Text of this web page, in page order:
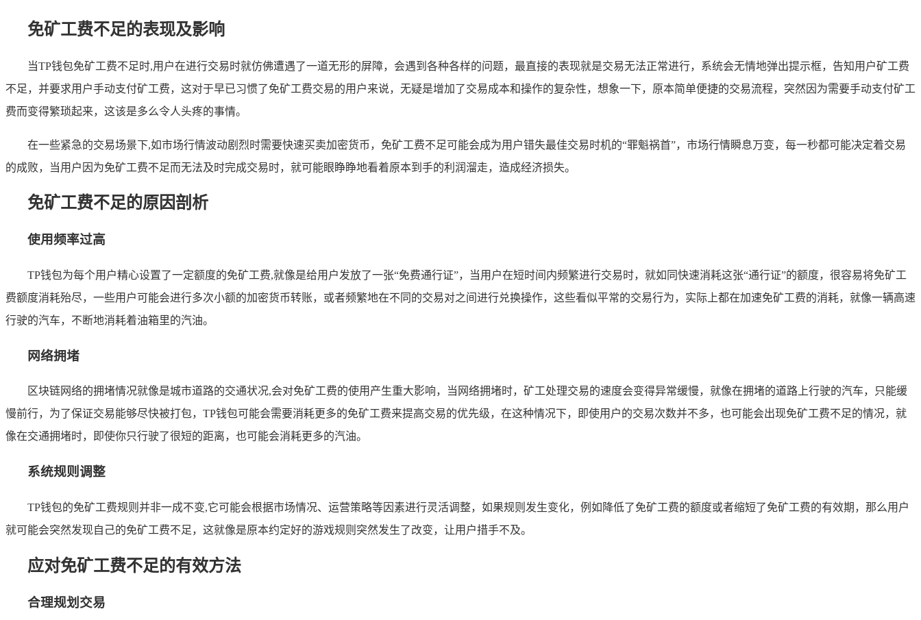
免矿工费不足的表现及影响
当TP钱包免矿工费不足时,用户在进行交易时就仿佛遭遇了一道无形的屏障，会遇到各种各样的问题，最直接的表现就是交易无法正常进行，系统会无情地弹出提示框，告知用户矿工费
不足，并要求用户手动支付矿工费，这对于早已习惯了免矿工费交易的用户来说，无疑是增加了交易成本和操作的复杂性，想象一下，原本简单便捷的交易流程，突然因为需要手动支付矿工
费而变得繁琐起来，这该是多么令人头疼的事情。
在一些紧急的交易场景下,如市场行情波动剧烈时需要快速买卖加密货币，免矿工费不足可能会成为用户错失最佳交易时机的“罪魁祸首”，市场行情瞬息万变，每一秒都可能决定着交易
的成败，当用户因为免矿工费不足而无法及时完成交易时，就可能眼睁睁地看着原本到手的利润溜走，造成经济损失。
免矿工费不足的原因剖析
使用频率过高
TP钱包为每个用户精心设置了一定额度的免矿工费,就像是给用户发放了一张“免费通行证”，当用户在短时间内频繁进行交易时，就如同快速消耗这张“通行证”的额度，很容易将免矿工
费额度消耗殆尽，一些用户可能会进行多次小额的加密货币转账，或者频繁地在不同的交易对之间进行兑换操作，这些看似平常的交易行为，实际上都在加速免矿工费的消耗，就像一辆高速
行驶的汽车，不断地消耗着油箱里的汽油。
网络拥堵
区块链网络的拥堵情况就像是城市道路的交通状况,会对免矿工费的使用产生重大影响，当网络拥堵时，矿工处理交易的速度会变得异常缓慢，就像在拥堵的道路上行驶的汽车，只能缓
慢前行，为了保证交易能够尽快被打包，TP钱包可能会需要消耗更多的免矿工费来提高交易的优先级，在这种情况下，即使用户的交易次数并不多，也可能会出现免矿工费不足的情况，就
像在交通拥堵时，即使你只行驶了很短的距离，也可能会消耗更多的汽油。
系统规则调整
TP钱包的免矿工费规则并非一成不变,它可能会根据市场情况、运营策略等因素进行灵活调整，如果规则发生变化，例如降低了免矿工费的额度或者缩短了免矿工费的有效期，那么用户
就可能会突然发现自己的免矿工费不足，这就像是原本约定好的游戏规则突然发生了改变，让用户措手不及。
应对免矿工费不足的有效方法
合理规划交易